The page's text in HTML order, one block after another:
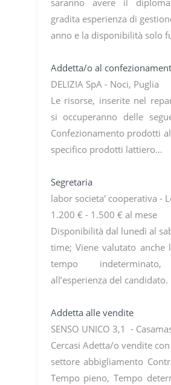
saranno avere il
gradita esperienza di
anno e la disponibilità solo
Addetta/o al
DELIZIA SpA - Noci, Puglia
Le risorse, inserite nel
si occuperanno delle
Confezionamento prodotti
specifico prodotti lattiero…
Segretaria
labor societa' cooperativa -
1.200 € - 1.500 € al mese
Disponibilità dal lunedì al
time; Viene valutato anche
tempo
all’esperienza del candidato.
Addetta alle vendite
SENSO UNICO 3,1 -
Cercasi Adetta/o vendite
settore abbigliamento
Tempo pieno, Tempo